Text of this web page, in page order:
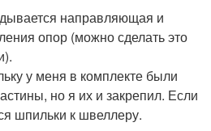
направляющая и
опор (можно сделать это
у меня в комплекте были
но я их и закрепил. Если
шпильки к швеллеру.